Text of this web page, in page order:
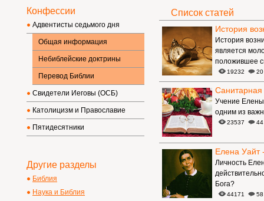
Список статей
История
История
является
положившее
19232 20
Учение Елены
одним из
23537 44
Елена Уайт
Личность
Бога?
44171 58
Конфессии
Адвентисты седьмого дня
Общая информация
Небиблейские доктрины
Перевод Библии
Свидетели Иеговы (ОСБ)
Католицизм и Православие
Пятидесятники
Другие разделы
Библия
Наука и Библия